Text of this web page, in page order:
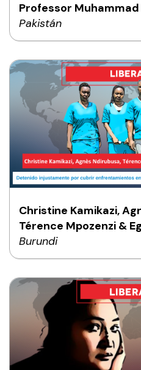
Professor
Pakistán
Christine Kamikazi,
Térence Mpozenzi &
Burundi